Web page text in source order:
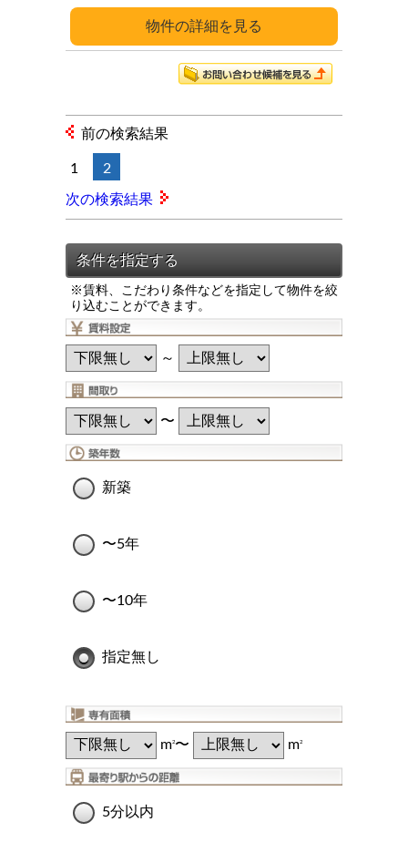
※賃料、こだわり条件などを指定して物件を絞
り込むことができます。
～
〜
新築
〜5年
〜10年
指定無し
m2〜 m2
5分以内
詳細
前の検索結果
1 2
次の検索結果